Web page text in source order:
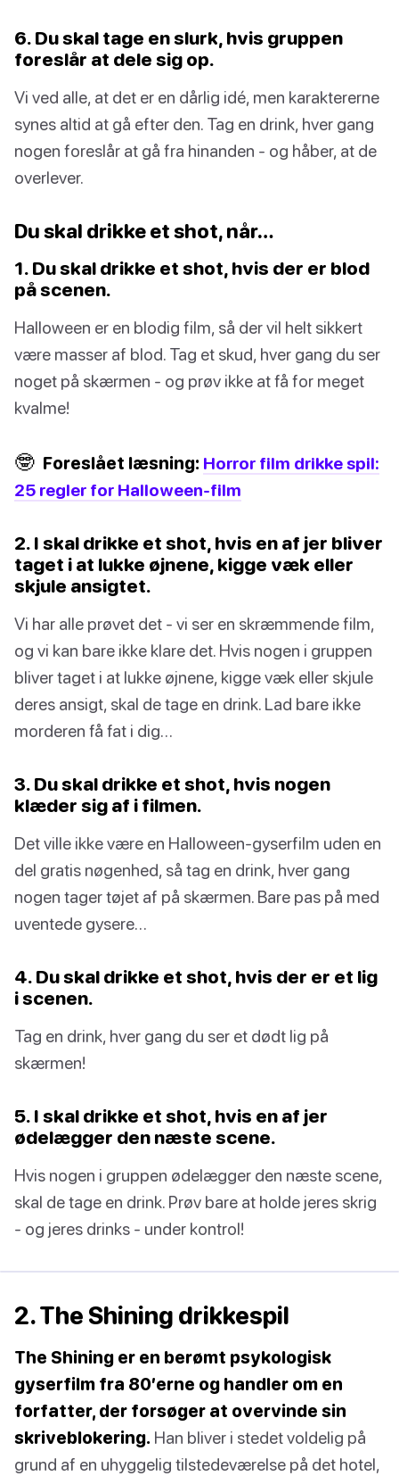
6. Du skal tage en slurk, hvis gruppen
foreslår at dele sig op.
Vi ved alle, at det er en dårlig idé, men karaktererne
synes altid at gå efter den. Tag en drink, hver gang
nogen foreslår at gå fra hinanden - og håber, at de
overlever.
Du skal drikke et shot, når…
1. Du skal drikke et shot, hvis der er blod
på scenen.
Halloween er en blodig film, så der vil helt sikkert
være masser af blod. Tag et skud, hver gang du ser
noget på skærmen - og prøv ikke at få for meget
kvalme!
🤓 Foreslået læsning: Horror film drikke spil:
25 regler for Halloween-film
2. I skal drikke et shot, hvis en af jer bliver
taget i at lukke øjnene, kigge væk eller
skjule ansigtet.
Vi har alle prøvet det - vi ser en skræmmende film,
og vi kan bare ikke klare det. Hvis nogen i gruppen
bliver taget i at lukke øjnene, kigge væk eller skjule
deres ansigt, skal de tage en drink. Lad bare ikke
morderen få fat i dig…
3. Du skal drikke et shot, hvis nogen
klæder sig af i filmen.
Det ville ikke være en Halloween-gyserfilm uden en
del gratis nøgenhed, så tag en drink, hver gang
nogen tager tøjet af på skærmen. Bare pas på med
uventede gysere…
4. Du skal drikke et shot, hvis der er et lig
i scenen.
Tag en drink, hver gang du ser et dødt lig på
skærmen!
5. I skal drikke et shot, hvis en af jer
ødelægger den næste scene.
Hvis nogen i gruppen ødelægger den næste scene,
skal de tage en drink. Prøv bare at holde jeres skrig
- og jeres drinks - under kontrol!
2. The Shining drikkespil
The Shining er en berømt psykologisk
gyserfilm fra 80’erne og handler om en
forfatter, der forsøger at overvinde sin
skriveblokering. Han bliver i stedet voldelig på
grund af en uhyggelig tilstedeværelse på det hotel,